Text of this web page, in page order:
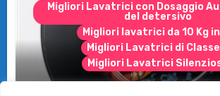
Migliori Lavatrici con Dosaggio
del detersivo
Migliori lavatrici da 10 Kg
Migliori Lavatrici di
Migliori Lavatrici